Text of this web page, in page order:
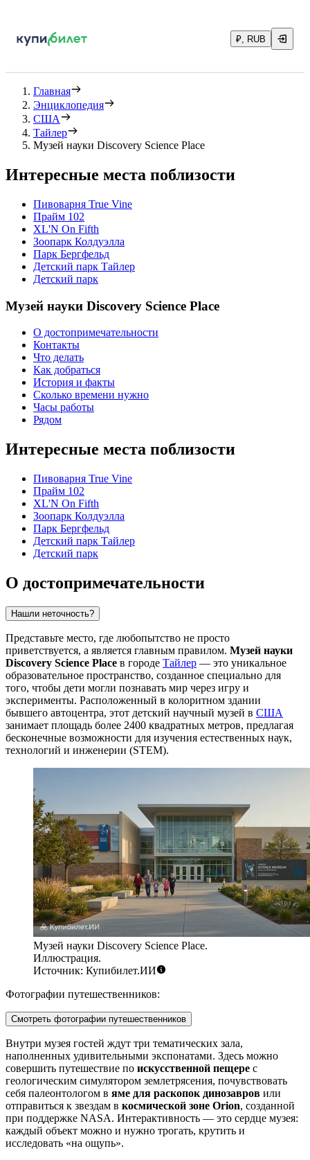
₽, RUB
Главная
Энциклопедия
США
Тайлер
Музей науки Discovery Science Place
Интересные места поблизости
Пивоварня True Vine
Прайм 102
XL'N On Fifth
Зоопарк Колдуэлла
Парк Бергфельд
Детский парк Тайлер
Детский парк
Музей науки Discovery Science Place
О достопримечательности
Контакты
Что делать
Как добраться
История и факты
Сколько времени нужно
Часы работы
Рядом
Интересные места поблизости
Пивоварня True Vine
Прайм 102
XL'N On Fifth
Зоопарк Колдуэлла
Парк Бергфельд
Детский парк Тайлер
Детский парк
О достопримечательности
Нашли неточность?
Представьте место, где любопытство не просто
приветствуется, а является главным правилом. Музей науки
Discovery Science Place в городе Тайлер — это уникальное
образовательное пространство, созданное специально для
того, чтобы дети могли познавать мир через игру и
эксперименты. Расположенный в колоритном здании
бывшего автоцентра, этот детский научный музей в США
занимает площадь более 2400 квадратных метров, предлагая
бесконечные возможности для изучения естественных наук,
технологий и инженерии (STEM).
Музей науки Discovery Science Place.
Иллюстрация.
Источник: Купибилет.ИИ
Фотографии путешественников:
Смотреть фотографии путешественников
Внутри музея гостей ждут три тематических зала,
наполненных удивительными экспонатами. Здесь можно
совершить путешествие по искусственной пещере с
геологическим симулятором землетрясения, почувствовать
себя палеонтологом в яме для раскопок динозавров или
отправиться к звездам в космической зоне Orion, созданной
при поддержке NASA. Интерактивность — это сердце музея:
каждый объект можно и нужно трогать, крутить и
исследовать «на ощупь».